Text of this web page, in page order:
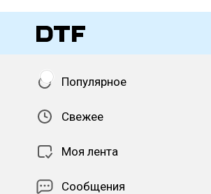
Популярное
Свежее
Моя лента
Сообщения